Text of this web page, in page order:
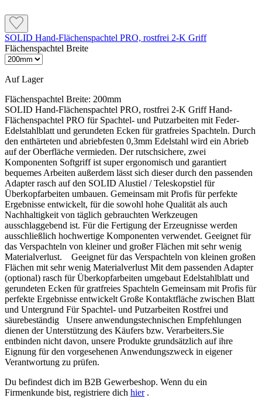
Flächen müssen ausreichend abgelüftet und vollständig
durchgetrocknet sein.
Voraussetzung für die Sockel- und Perimeterdämmung ist eine
bauseits vorhandene, auf die tatsächliche
Wasserbeanspruchung abgestimmte Bauwerksabdichtung.
Erforderliche Drän- und Wasserableitungsmaßnahmen
werden durch Sockelflex Carbon nicht ersetzt.
So wird Caparol Sockelflex Carbon verarbeitet
Die flüssige Komponente A vollständig vorlegen und die
graue Pulverkomponente B im Mischungsverhältnis 1 : 1
zugeben.
Mit einem langsam laufenden Rührgerät homogen und
klumpenfrei mischen. Beim Rühren möglichst keine Luft
einschlagen.
Zum Kleben, Armieren oder Spachteln bei Bedarf
höchstens 2 % sauberes Wasser bezogen auf die
Gesamtmenge zugeben.
Beim Kleben den Mörtel im Rand-Wulst-Punkt-Verfahren
auftragen und mindestens 40 % Klebekontakt herstellen.
Auf ebenen Flächen unter Niveau ist auch der Auftrag mit
einer 12 × 12 mm Zahnspachtel möglich.
Beim Armieren das Glasgewebe mit mindestens 10 cm
Überlappung einbetten und nass in nass vollständig
überspachteln.
Als Feuchteschutzanstrich mit maximal 8 % Wasser
einstellen und mindestens zweilagig mit Pinsel oder Bürste
antrocknen lassen.
Feuchteschutz
Als Anstrich wird das Material mindestens zweilagig
aufgetragen. Als Spachtellage sind mindestens 2 mm
cm unter und 5 cm über Gelände geführt werden.
Sockelflex Carbon ersetzt oberhalb des Geländes nicht den
vorgesehenen Deckputz. Wird das Material sichtbar über einen
Strukturputz geführt, können Unterschiede im Farbton und
Oberflächenbild entstehen. Zur Angleichung kann ein zusätzlicher
Anstrich mit einer geeigneten Caparol Fassadenfarbe erforderlich
sein.
Untergrund vorbereiten
Der Untergrund muss trocken, sauber, eben, tragfähig und frei von
haftungsmindernden Rückständen sein. Bituminöse Flächen müssen
ausreichend abgelüftet und vollständig durchgetrocknet sein.
Voraussetzung für die Sockel- und Perimeterdämmung ist eine
bauseits vorhandene, auf die tatsächliche Wasserbeanspruchung
abgestimmte Bauwerksabdichtung. Erforderliche Drän- und
Wasserableitungsmaßnahmen werden durch Sockelflex Carbon
nicht ersetzt.
So wird Caparol Sockelflex Carbon verarbeitet
Die flüssige Komponente A vollständig vorlegen und die graue
Pulverkomponente B im Mischungsverhältnis 1 : 1 zugeben.
Mit einem langsam laufenden Rührgerät homogen und
klumpenfrei mischen. Beim Rühren möglichst keine Luft
SOLID Hand-Flächenspachtel PRO, rostfrei 2-K Griff
Flächenspachtel Breite
Auf Lager
Flächenspachtel Breite: 200mm
SOLID Hand-Flächenspachtel PRO, rostfrei 2-K Griff Hand-
Flächenspachtel PRO für Spachtel- und Putzarbeiten mit Feder-
Edelstahlblatt und gerundeten Ecken für gratfreies Spachteln. Durch
den enthärteten und abriebfesten 0,3mm Edelstahl wird ein Abrieb
auf der Oberfläche vermieden. Der rutschsichere, zwei
Komponenten Softgriff ist super ergonomisch und garantiert
bequemes Arbeiten außerdem lässt sich dieser durch den passenden
Adapter rasch auf den SOLID Alustiel / Teleskopstiel für
Überkopfarbeiten umbauen. Gemeinsam mit Profis für perfekte
Ergebnisse entwickelt, für die sowohl hohe Qualität als auch
Nachhaltigkeit von täglich gebrauchten Werkzeugen
ausschlaggebend ist. Für die Fertigung der Erzeugnisse werden
ausschließlich hochwertige Komponenten verwendet. Geeignet für
das Verspachteln von kleiner und großer Flächen mit sehr wenig
Materialverlust. Geeignet für das Verspachteln von kleinen großen
Flächen mit sehr wenig Materialverlust Mit dem passenden Adapter
(optional) rasch für Überkopfarbeiten umgebaut Edelstahlblatt und
gerundeten Ecken für gratfreies Spachteln Gemeinsam mit Profis für
perfekte Ergebnisse entwickelt Große Kontaktfläche zwischen Blatt
und Untergrund Für Spachtel- und Putzarbeiten Rostfrei und
säurebeständig Unsere anwendungstechnischen Empfehlungen
dienen der Unterstützung des Käufers bzw. Verarbeiters.Sie
entbinden nicht davon, unsere Produkte grundsätzlich auf ihre
Eignung für den vorgesehenen Anwendungszweck in eigener
Verantwortung zu prüfen.
Du befindest dich im B2B Gewerbeshop. Wenn du ein
Firmenkunde bist, registriere dich hier.